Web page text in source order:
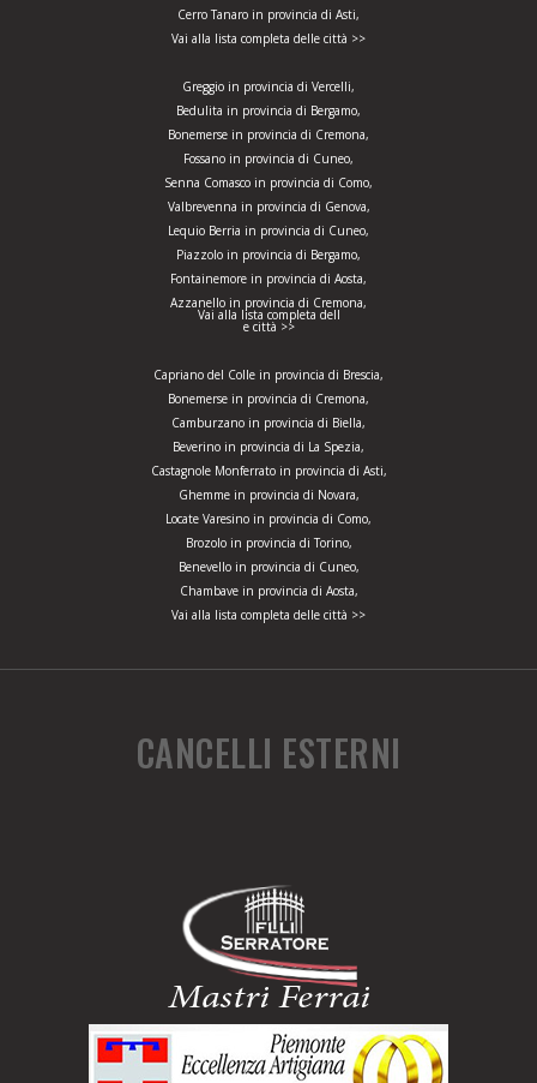
Cerro Tanaro in provincia di Asti,
Vai alla lista completa delle città >>
Greggio in provincia di Vercelli,
Bedulita in provincia di Bergamo,
Bonemerse in provincia di Cremona,
Fossano in provincia di Cuneo,
Senna Comasco in provincia di Como,
Valbrevenna in provincia di Genova,
Lequio Berria in provincia di Cuneo,
Piazzolo in provincia di Bergamo,
Fontainemore in provincia di Aosta,
Azzanello in provincia di Cremona,
Vai alla lista completa dell
e città >>
Capriano del Colle in provincia di Brescia,
Bonemerse in provincia di Cremona,
Camburzano in provincia di Biella,
Beverino in provincia di La Spezia,
Castagnole Monferrato in provincia di Asti,
Ghemme in provincia di Novara,
Locate Varesino in provincia di Como,
Brozolo in provincia di Torino,
Benevello in provincia di Cuneo,
Chambave in provincia di Aosta,
Vai alla lista completa delle città >>
CANCELLI ESTERNI